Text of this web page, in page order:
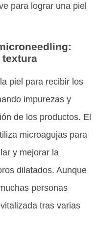
para lograr una piel
textura
piel para recibir los
impurezas y
de los productos. El
microagujas para
y mejorar la
dilatados. Aunque
personas
tras varias